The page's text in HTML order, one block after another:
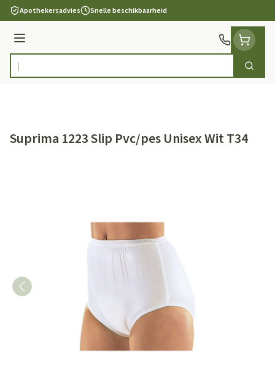
Ga naar de inhoud
Apothekersadvies Snelle beschikbaarheid
Menu
Product, merk, categorie... Zoek
Suprima 1223 Slip Pvc/pes Unisex Wit T34